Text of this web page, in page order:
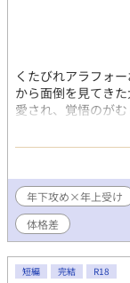
住人に喧嘩を売っ
した。よいこはこ
を与える真似はし
良い最終回だっ……
最終回投稿しまし
た。初めてまとも
くたびれアラフォ
から面倒を見てき
愛され、覚悟のが
からせられる話。
す。ありがとうご
・X垢 https://
年下攻め×年上受け
体格差
短編 完結 R18